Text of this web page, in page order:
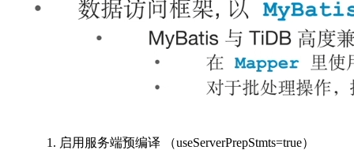
启用服务端预编译 （useServerPrepStmts=true）